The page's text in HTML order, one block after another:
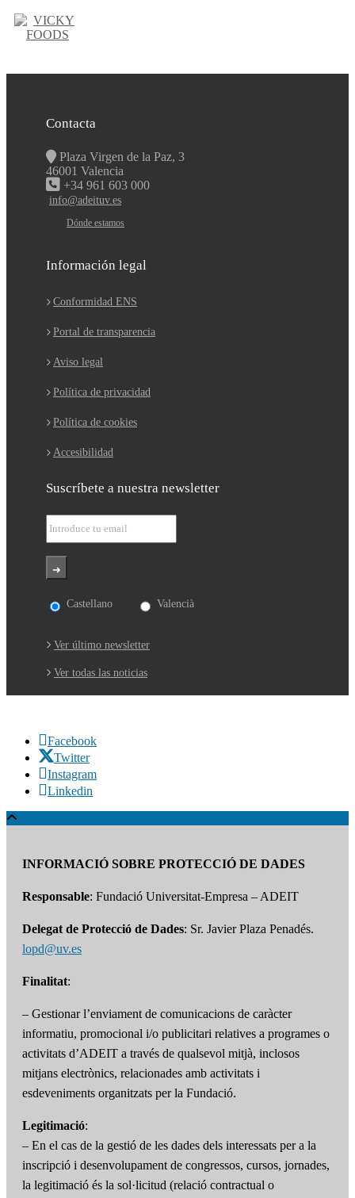
Contacta
Plaza Virgen de la Paz, 3
46001 Valencia
+34 961 603 000
info@adeituv.es
Dónde estamos
Información legal
Conformidad ENS
Portal de transparencia
Aviso legal
Política de privacidad
Política de cookies
Accesibilidad
Suscríbete a nuestra newsletter
Castellano Valencià
Ver último newsletter
Ver todas las noticias
Facebook
Twitter
Instagram
Linkedin
INFORMACIÓ SOBRE PROTECCIÓ DE DADES
Responsable: Fundació Universitat-Empresa – ADEIT
Delegat de Protecció de Dades: Sr. Javier Plaza Penadés.
lopd@uv.es
Finalitat:
– Gestionar l’enviament de comunicacions de caràcter
informatiu, promocional i/o publicitari relatives a programes o
activitats d’ADEIT a través de qualsevol mitjà, inclosos
mitjans electrònics, relacionades amb activitats i
esdeveniments organitzats per la Fundació.
Legitimació:
– En el cas de la gestió de les dades dels interessats per a la
inscripció i desenvolupament de congressos, cursos, jornades,
la legitimació és la sol·licitud (relació contractual o